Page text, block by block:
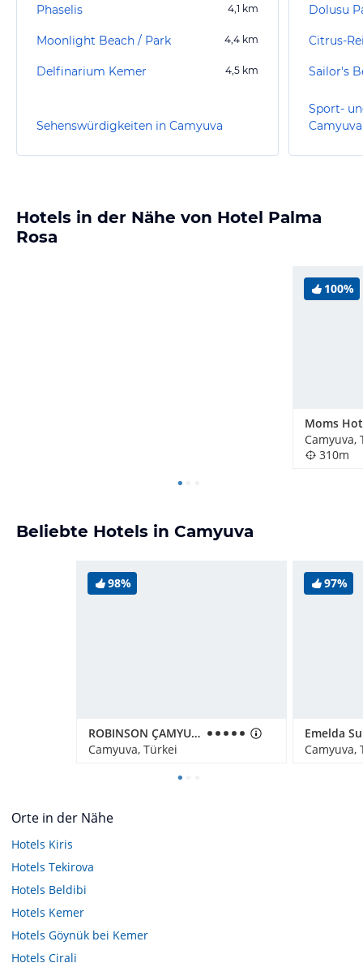
Phaselis 4,1 km
Moonlight Beach / Park 4,4 km
Delfinarium Kemer 4,5 km
Sehenswürdigkeiten in Camyuva
Dolusu
Citrus-
Sailor's
Sport-
Camyuva
Hotels in der Nähe von Hotel Palma
Rosa
100%
Moms
Camyuva,
310m
Beliebte Hotels in Camyuva
98%
ROBINSON ÇAMYUVA
Camyuva, Türkei
97%
Emelda
Camyuva,
Orte in der Nähe
Hotels Kiris
Hotels Tekirova
Hotels Beldibi
Hotels Kemer
Hotels Göynük bei Kemer
Hotels Cirali